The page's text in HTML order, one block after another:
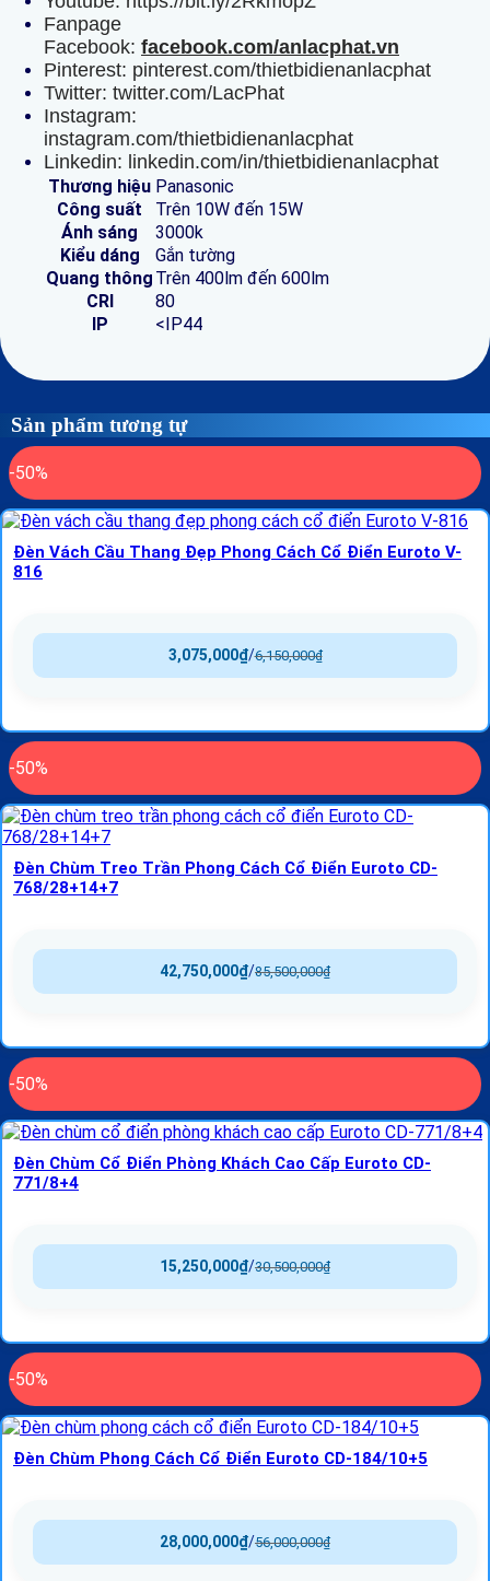
Fanpage
Facebook: facebook.com/anlacphat.vn
Pinterest: pinterest.com/thietbidienanlacphat
Twitter: twitter.com/LacPhat
Instagram:
instagram.com/thietbidienanlacphat
Linkedin: linkedin.com/in/thietbidienanlacphat
Thương hiệu Panasonic
Công suất
Trên 10W đến 15W
Ánh sáng
3000k
Kiểu dáng
Gắn tường
Quang thông Trên 400lm đến 600lm
CRI
80
IP
<IP44
Sản phẩm tương tự
-50%
Đèn Vách Cầu Thang Đẹp Phong Cách Cổ Điển Euroto V-
816
6,150,000₫
/
3,075,000₫
-50%
Đèn Chùm Treo Trần Phong Cách Cổ Điển Euroto CD-
768/28+14+7
85,500,000₫
/
42,750,000₫
-50%
Đèn Chùm Cổ Điển Phòng Khách Cao Cấp Euroto CD-
771/8+4
30,500,000₫
/
15,250,000₫
-50%
Đèn Chùm Phong Cách Cổ Điển Euroto CD-184/10+5
56,000,000₫
/
28,000,000₫